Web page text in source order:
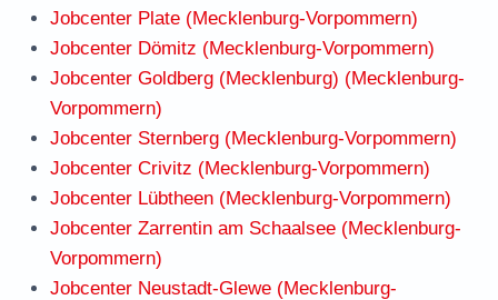
Jobcenter Plate (Mecklenburg-Vorpommern)
Jobcenter Dömitz (Mecklenburg-Vorpommern)
Jobcenter Goldberg (Mecklenburg) (Mecklenburg-
Vorpommern)
Jobcenter Sternberg (Mecklenburg-Vorpommern)
Jobcenter Crivitz (Mecklenburg-Vorpommern)
Jobcenter Lübtheen (Mecklenburg-Vorpommern)
Jobcenter Zarrentin am Schaalsee (Mecklenburg-
Vorpommern)
Jobcenter Neustadt-Glewe (Mecklenburg-